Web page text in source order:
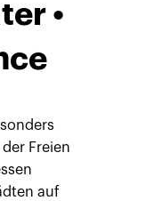
•
Freien
auf